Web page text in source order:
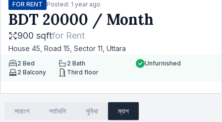
FOR RENT Posted: 1 year ago
BDT 20000 / Month
900 sqftfor Rent
House 45, Road 15, Sector 11, Uttara
2 Bed 2 Bath
2 Balcony Third floor
Unfurnished
সারাংশ শর্তাবলি সুবিধা ম্যাপ